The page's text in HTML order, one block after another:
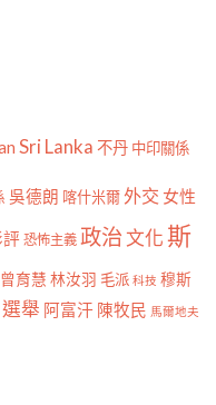
Sri Lanka 不丹 中印關係
吳德朗 喀什米爾外交 女性
評 恐怖主義 政治文化斯
曾育慧 林汝羽 毛派 科技 穆斯
選舉 阿富汗 陳牧民 馬爾地夫